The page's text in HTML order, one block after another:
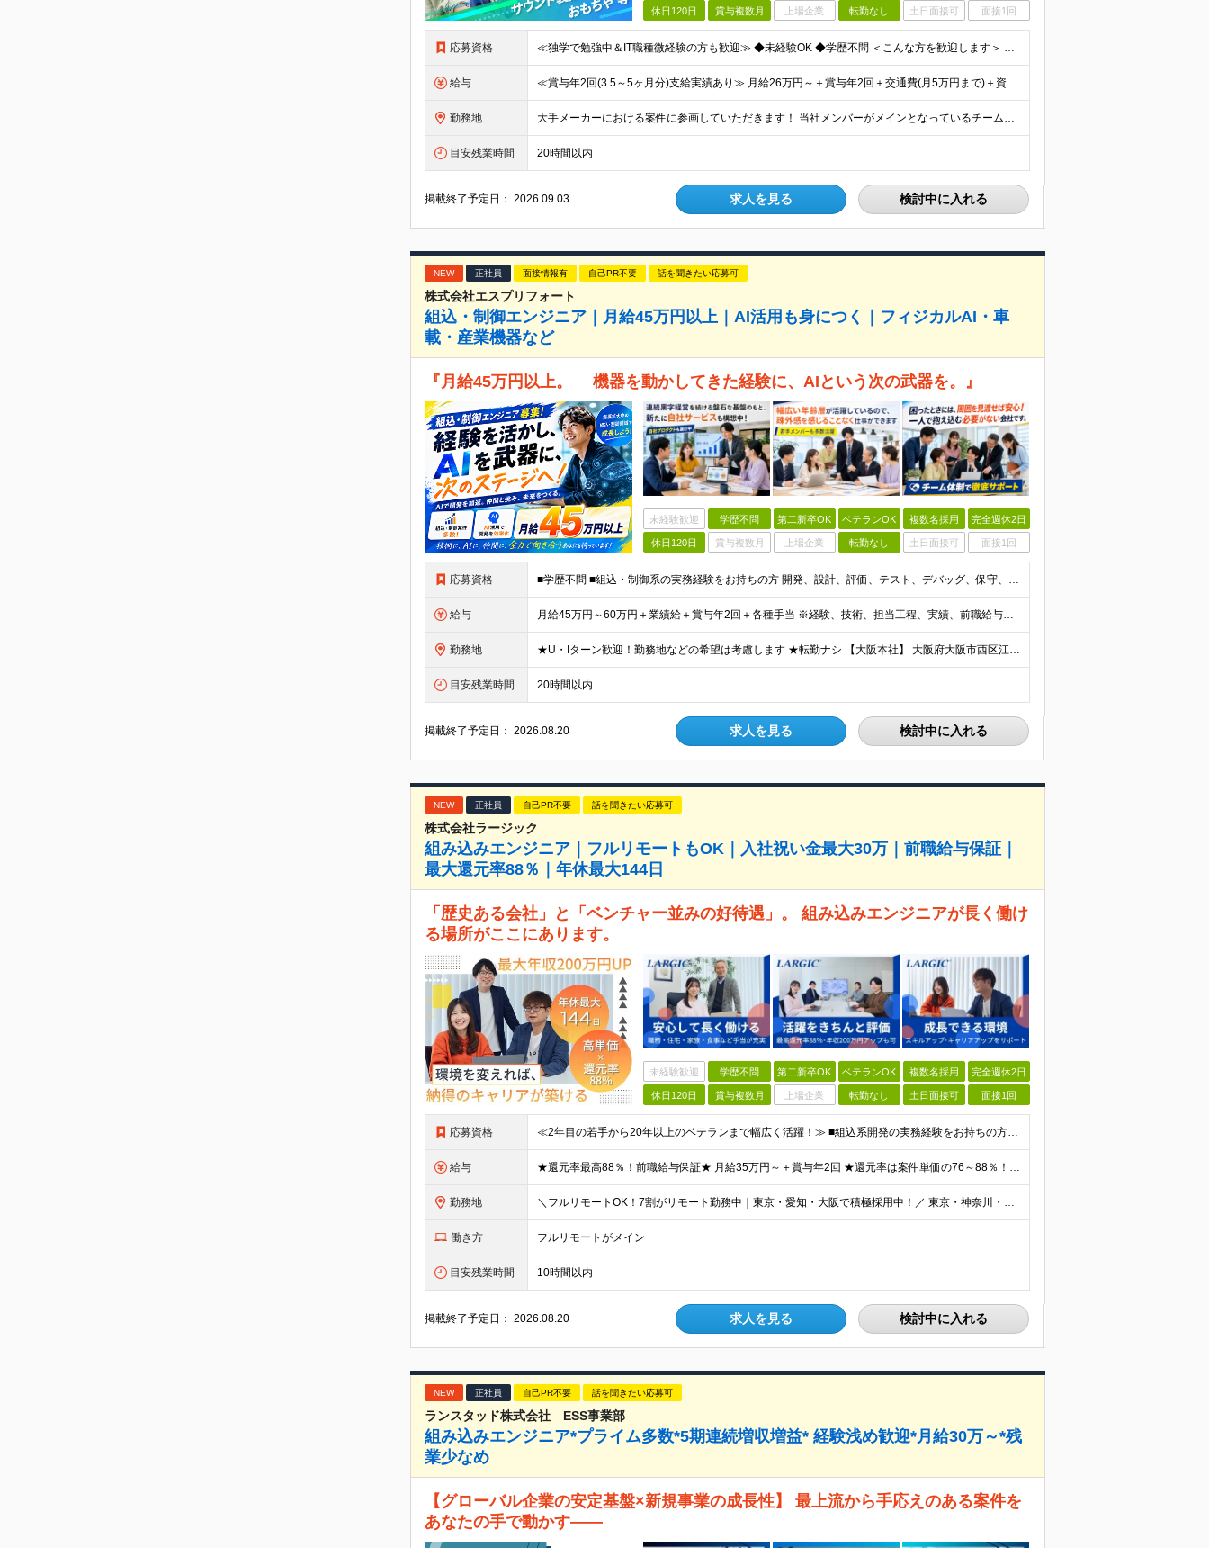
休日120日 賞与複数月 上場企業 転勤なし 土日面接可 面接1回
応募資格 ≪独学で勉強中＆IT職種微経験の方も歓迎≫ ◆未経験OK ◆学歴不問 ＜こんな方を歓迎します＞ ・モノづくりが好き ・分解したり仕組みを考えたりするのが好き ・「なんで動くんだろう？」と考えてしまう
給与 ≪賞与年2回(3.5～5ヶ月分)支給実績あり≫ 月給26万円～＋賞与年2回＋交通費(月5万円まで)＋資格取得支援・手当あり＋時間外手当(100％支給) ※経験・知識・技術などを最大限考慮したうえで決
勤務地 大手メーカーにおける案件に参画していただきます！ 当社メンバーがメインとなっているチームに配属されるので、ご安心ください。 もちろん、希望もしっかりと考慮します。 ■東京本社、大阪事務所、および東京
目安残業時間 20時間以内
掲載終了予定日：2026.09.03 求人を見る 検討中に入れる
NEW 正社員 面接情報有 自己PR不要 話を聞きたい応募可
株式会社エスプリフォート
組込・制御エンジニア｜月給45万円以上｜AI活用も身につく｜フィジカルAI・車
載・産業機器など
『月給45万円以上。 機器を動かしてきた経験に、AIという次の武器を。』
未経験歓迎 学歴不問 第二新卒OK ベテランOK 複数名採用 完全週休2日
休日120日 賞与複数月 上場企業 転勤なし 土日面接可 面接1回
応募資格 ■学歴不問 ■組込・制御系の実務経験をお持ちの方 開発、設計、評価、テスト、デバッグ、保守、機能改善など、担当工程は問いません。 次のような経験を活かせます。 ・C、C++、C#、Pythonを使
給与 月給45万円～60万円＋業績給＋賞与年2回＋各種手当 ※経験、技術、担当工程、実績、前職給与などを考慮して決定します。 ※試用期間（3ヶ月）あり。給与・待遇に変更はありません。 ■給与にプラスして
勤務地 ★U・Iターン歓迎！勤務地などの希望は考慮します ★転勤ナシ 【大阪本社】 大阪府大阪市西区江戸堀2-2-1 アズワン別館8F 【東京事業所】 東京都新宿区四谷4-6-10 ビクトリアセンタービル
目安残業時間 20時間以内
掲載終了予定日：2026.08.20 求人を見る 検討中に入れる
NEW 正社員 自己PR不要 話を聞きたい応募可
株式会社ラージック
組み込みエンジニア｜フルリモートもOK｜入社祝い金最大30万｜前職給与保証｜
最大還元率88％｜年休最大144日
「歴史ある会社」と「ベンチャー並みの好待遇」。 組み込みエンジニアが長く働け
る場所がここにあります。
未経験歓迎 学歴不問 第二新卒OK ベテランOK 複数名採用 完全週休2日
休日120日 賞与複数月 上場企業 転勤なし 土日面接可 面接1回
応募資格 ≪2年目の若手から20年以上のベテランまで幅広く活躍！≫ ■組込系開発の実務経験をお持ちの方(フェーズや言語、リーダー経験などは一切不問) ■学歴不問 ＼下記経験をお持ちの方は優遇します／ ●C言語
給与 ★還元率最高88％！前職給与保証★ 月給35万円～＋賞与年2回 ★還元率は案件単価の76～88％！ ★入社祝い金10～30万円！住宅・在宅・家族など手当充実！ ◎経験・スキルなどを考慮し、優遇し
勤務地 ＼フルリモートOK！7割がリモート勤務中｜東京・愛知・大阪で積極採用中！／ 東京・神奈川・千葉・埼玉、大阪・京都・兵庫・滋賀、愛知などのプロジェクト先、または在宅勤務 ★転勤なし ★希望するエリアで
働き方 フルリモートがメイン
目安残業時間 10時間以内
掲載終了予定日：2026.08.20 求人を見る 検討中に入れる
NEW 正社員 自己PR不要 話を聞きたい応募可
ランスタッド株式会社 ESS事業部
組み込みエンジニア*プライム多数*5期連続増収増益* 経験浅め歓迎*月給30万～*残
業少なめ
【グローバル企業の安定基盤×新規事業の成長性】 最上流から手応えのある案件を
あなたの手で動かす――